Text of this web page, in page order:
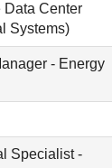
Data Center
Systems)
- Energy
Specialist -